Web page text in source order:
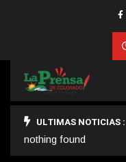
ULTIMAS NOTICIAS :
nothing found